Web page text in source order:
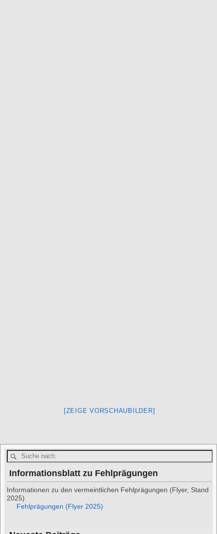
[ZEIGE VORSCHAUBILDER]
Informationsblatt zu Fehlprägungen
Informationen zu den vermeintlichen Fehlprägungen (Flyer, Stand
2025)
Fehlprägungen (Flyer 2025)